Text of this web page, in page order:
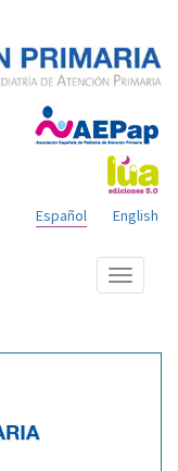
English
Español
Mostrar
menú